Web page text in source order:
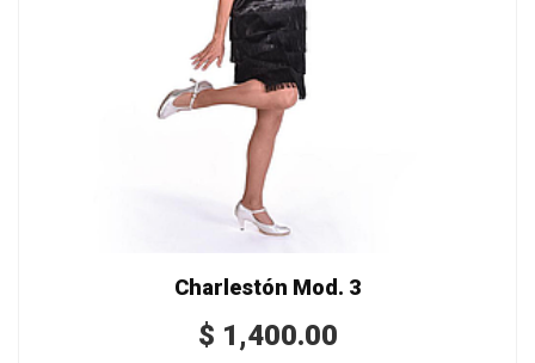
Charlestón Mod. 3
$ 1,400.00